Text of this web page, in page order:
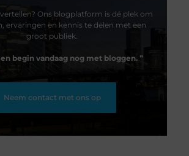
Ons blogplatform is dé plek om
ervaringen en kennis te delen met een
groot publiek.
begin vandaag nog met bloggen. ❞
Neem contact met ons op